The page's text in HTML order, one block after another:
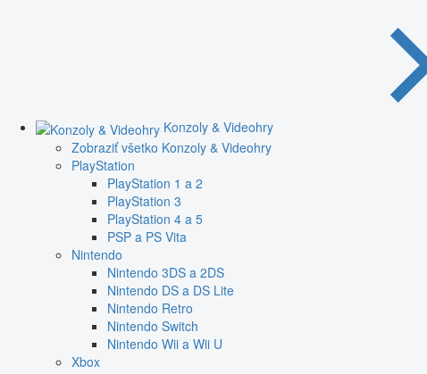
Konzoly & Videohry
Zobraziť všetko Konzoly & Videohry
PlayStation
PlayStation 1 a 2
PlayStation 3
PlayStation 4 a 5
PSP a PS Vita
Nintendo
Nintendo 3DS a 2DS
Nintendo DS a DS Lite
Nintendo Retro
Nintendo Switch
Nintendo Wii a Wii U
Xbox